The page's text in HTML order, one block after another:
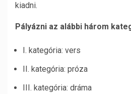
kiadni.
Pályázni az alábbi három
I. kategória: vers
II. kategória: próza
III. kategória: dráma